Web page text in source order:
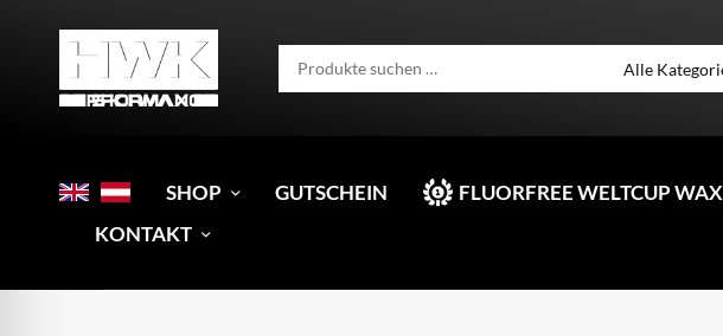
SHOP GUTSCHEIN FLUORFREE WELTCUP WAX
KONTAKT